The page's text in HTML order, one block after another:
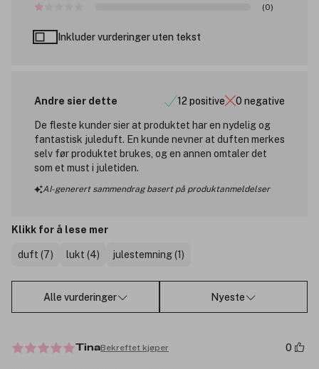
(0)
Inkluder vurderinger uten tekst
Andre sier dette 12 positive 0 negative
De fleste kunder sier at produktet har en nydelig og
fantastisk juleduft. En kunde nevner at duften merkes
selv før produktet brukes, og en annen omtaler det
som et must i juletiden.
AI-generert sammendrag basert på produktanmeldelser
Klikk for å lese mer
duft (7) lukt (4) julestemning (1)
Alle vurderinger Nyeste
TinaBekreftet kjøper 0